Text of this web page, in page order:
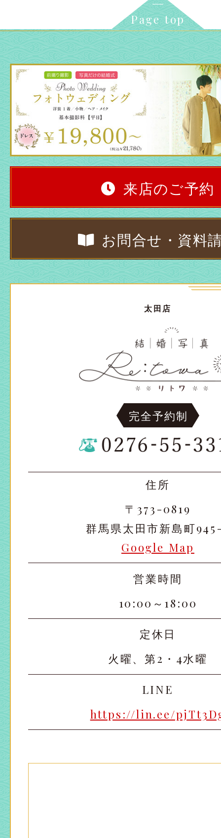
Page top
来店のご予約
お問合せ・資料
太田店
完全予約制
住所
〒373-0819
群馬県太田市新島町
Google Map
営業時間
10:00～18:00
定休日
火曜、第2・4水曜
LINE
https://lin.ee/